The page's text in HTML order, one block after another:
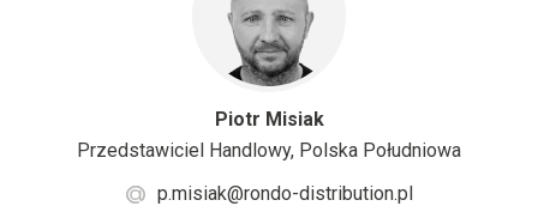
Piotr Misiak
Przedstawiciel Handlowy, Polska Południowa
p.misiak@rondo-distribution.pl